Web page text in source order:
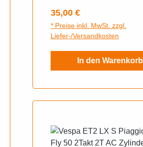
Regulärer Preis:
35,00 €
* Preise inkl. MwSt. zzgl.
Liefer-/Versandkosten
In den Warenkorb